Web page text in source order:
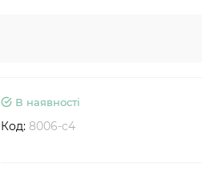
В наявності
Код: 8006-c4